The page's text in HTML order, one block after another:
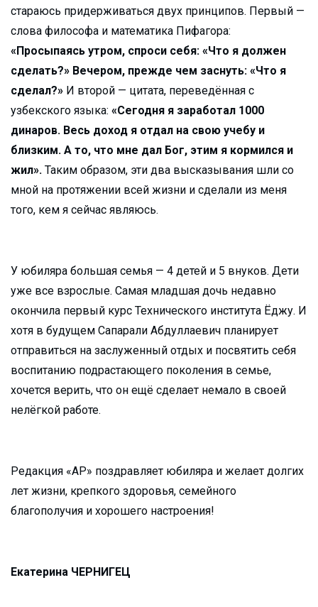
стараюсь придерживаться двух принципов. Первый —
слова философа и математика Пифагора:
«Просыпаясь утром, спроси себя: «Что я должен
сделать?» Вечером, прежде чем заснуть: «Что я
сделал?» И второй — цитата, переведённая с
узбекского языка: «Сегодня я заработал 1000
динаров. Весь доход я отдал на свою учебу и
близким. А то, что мне дал Бог, этим я кормился и
жил». Таким образом, эти два высказывания шли со
мной на протяжении всей жизни и сделали из меня
того, кем я сейчас являюсь.
У юбиляра большая семья — 4 детей и 5 внуков. Дети
уже все взрослые. Самая младшая дочь недавно
окончила первый курс Технического института Ёджу. И
хотя в будущем Сапарали Абдуллаевич планирует
отправиться на заслуженный отдых и посвятить себя
воспитанию подрастающего поколения в семье,
хочется верить, что он ещё сделает немало в своей
нелёгкой работе.
Редакция «АР» поздравляет юбиляра и желает долгих
лет жизни, крепкого здоровья, семейного
благополучия и хорошего настроения!
Екатерина ЧЕРНИГЕЦ